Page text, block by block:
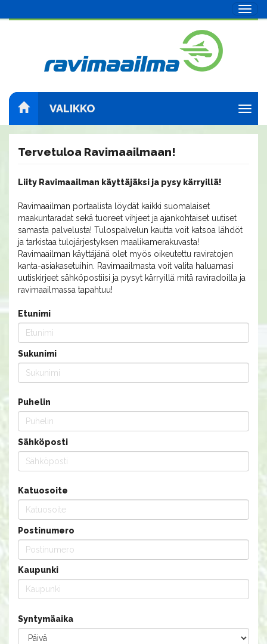
VALIKKO
Tervetuloa Ravimaailmaan!
Liity Ravimaailman käyttäjäksi ja pysy kärryillä!
Ravimaailman portaalista löydät kaikki suomalaiset
maakuntaradat sekä tuoreet vihjeet ja ajankohtaiset uutiset
samasta palvelusta! Tulospalvelun kautta voit katsoa lähdöt
ja tarkistaa tulojärjestyksen maalikamerakuvasta!
Ravimaailman käyttäjänä olet myös oikeutettu raviratojen
kanta-asiakasetuihin. Ravimaailmasta voit valita haluamasi
uutiskirjeet sähköpostiisi ja pysyt kärryillä mitä raviradoilla ja
ravimaailmassa tapahtuu!
Etunimi
Sukunimi
Puhelin
Sähköposti
Katuosoite
Postinumero
Kaupunki
Syntymäaika